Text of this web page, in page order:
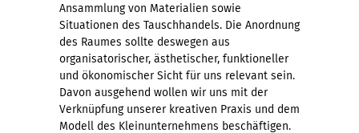
Ansammlung von Materialien sowie
Situationen des Tauschhandels. Die Anordnung
des Raumes sollte deswegen aus
organisatorischer, ästhetischer, funktioneller
und ökonomischer Sicht für uns relevant sein.
Davon ausgehend wollen wir uns mit der
Verknüpfung unserer kreativen Praxis und dem
Modell des Kleinunternehmens beschäftigen.